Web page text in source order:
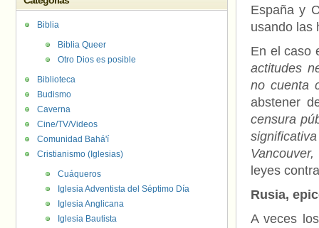
España y
usando las
En el caso
actitudes
no cuenta
abstener
censura
leyes
Rusia,
A veces
Biblia
Biblia Queer
Otro Dios es posible
Biblioteca
Budismo
Caverna
Cine/TV/Videos
Comunidad Bahá'í
Cristianismo (Iglesias)
Cuáqueros
Iglesia Adventista del Séptimo Día
Iglesia Anglicana
Iglesia Bautista